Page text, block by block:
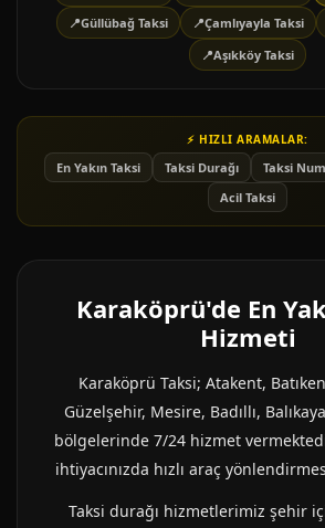
📍Güllübağ Taksi 📍Çamlıyayla Taksi
📍Aşıkköy Taksi
⚡ HIZLI ARAMALAR:
En Yakın Taksi Taksi Durağı Taksi
Acil Taksi
Karaköprü'de En
Hizmeti
Karaköprü Taksi; Atakent,
Güzelşehir, Mesire, Badıllı,
bölgelerinde 7/24 hizmet
ihtiyacınızda hızlı araç
Taksi durağı hizmetlerimiz şehir